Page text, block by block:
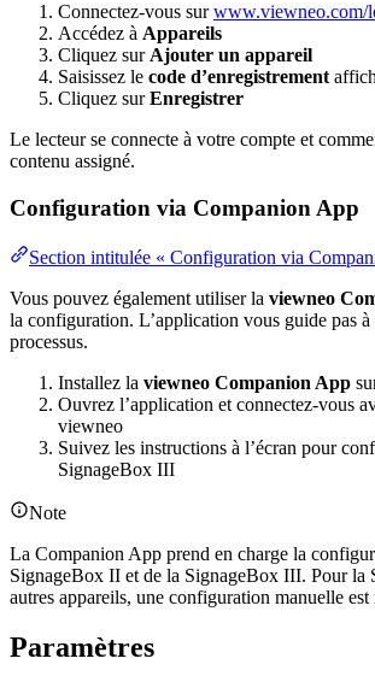
Connectez-vous surwww.viewneo.com/
Accédez à Appareils
Cliquez sur Ajouter un appareil
Saisissez le code d’enregistrement
Cliquez surEnregistrer
Le lecteur se connecte à votre compte et
contenu assigné.
Configuration via Companion App
Section intitulée « Configuration via
Vous pouvez également utiliser la viewneo
la configuration. L’application vous guide pas à
processus.
Installez la viewneo Companion App
Ouvrez l’application et connectez-vous
viewneo
Suivez les instructions à l’écran pour
SignageBox III
Note
La Companion App prend en charge la
SignageBox II et de la SignageBox III. Pour la
autres appareils, une configuration manuelle est
Paramètres